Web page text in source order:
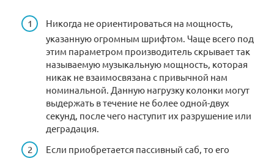
Никогда не ориентироваться на мощность,
указанную огромным шрифтом. Чаще всего под
этим параметром производитель скрывает так
называемую музыкальную мощность, которая
никак не взаимосвязана с привычной нам
номинальной. Данную нагрузку колонки могут
выдержать в течение не более одной-двух
секунд, после чего наступит их разрушение или
деградация.
Если приобретается пассивный саб, то его